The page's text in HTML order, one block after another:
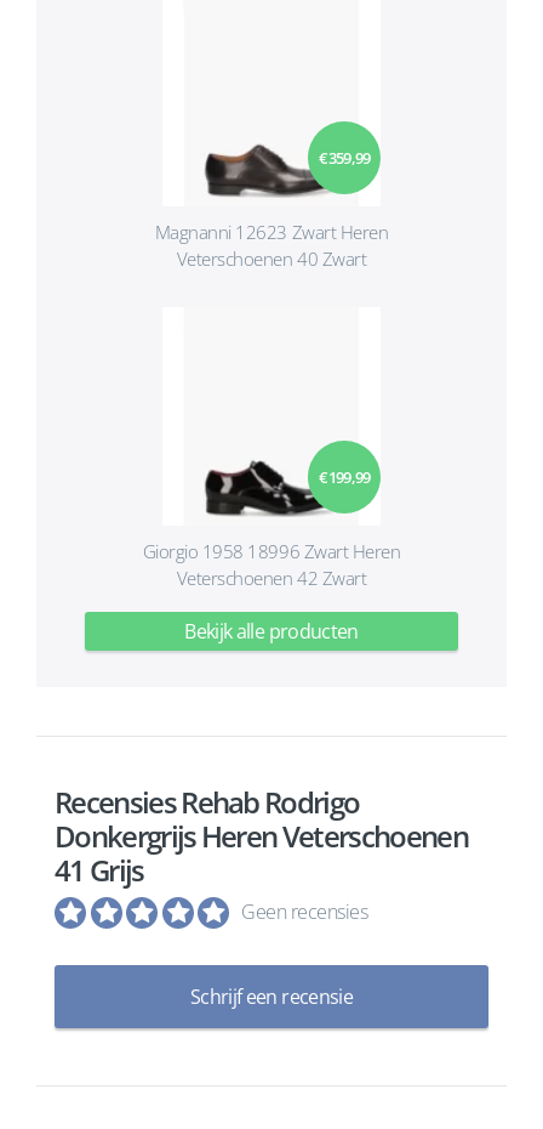
€ 359,99
Magnanni 12623 Zwart Heren
Veterschoenen 40 Zwart
€ 199,99
Giorgio 1958 18996 Zwart Heren
Veterschoenen 42 Zwart
Bekijk alle producten
Recensies Rehab Rodrigo
Donkergrijs Heren Veterschoenen
41 Grijs
Geen recensies
Schrijf een recensie